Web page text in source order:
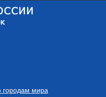
городам мира